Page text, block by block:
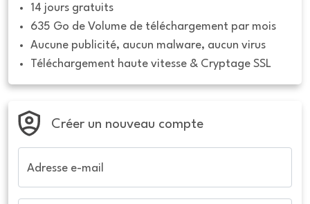
14 jours gratuits
635 Go de Volume de téléchargement par mois
Aucune publicité, aucun malware, aucun virus
Téléchargement haute vitesse & Cryptage SSL
Créer un nouveau compte
Adresse e-mail